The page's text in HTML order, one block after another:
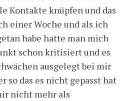
Kontakte knüpfen und das
einer Woche und als ich
habe hatte man mich
schon kritisiert und es
ausgelegt bei mir
so das es nicht gepasst hat
nicht mehr als